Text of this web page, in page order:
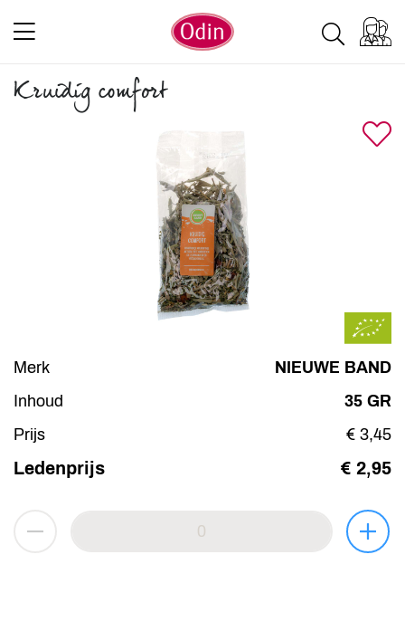
Kruidig comfort
Merk
NIEUWE BAND
Inhoud
35 GR
Prijs
€ 3,45
Ledenprijs € 2,95